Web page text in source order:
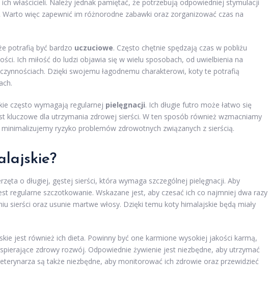
właścicieli. Należy jednak pamiętać, że potrzebują odpowiedniej stymulacji
więc zapewnić im różnorodne zabawki oraz zorganizować czas na
potrafią być bardzo uczuciowe. Często chętnie spędzają czas w pobliżu
Ich miłość do ludzi objawia się w wielu sposobach, od uwielbienia na
Dzięki swojemu łagodnemu charakterowi, koty te potrafią
często wymagają regularnej pielęgnacji. Ich długie futro może łatwo się
kluczowe dla utrzymania zdrowej sierści. W ten sposób również wzmacniamy
ryzyko problemów zdrowotnych związanych z sierścią.
o długiej, gęstej sierści, która wymaga szczególnej pielęgnacji. Aby
regularne szczotkowanie. Wskazane jest, aby czesać ich co najmniej dwa razy
sierści oraz usunie martwe włosy. Dzięki temu koty himalajskie będą miały
jest również ich dieta. Powinny być one karmione wysokiej jakości karmą,
zdrowy rozwój. Odpowiednie żywienie jest niezbędne, aby utrzymać
są także niezbędne, aby monitorować ich zdrowie oraz przewidzieć